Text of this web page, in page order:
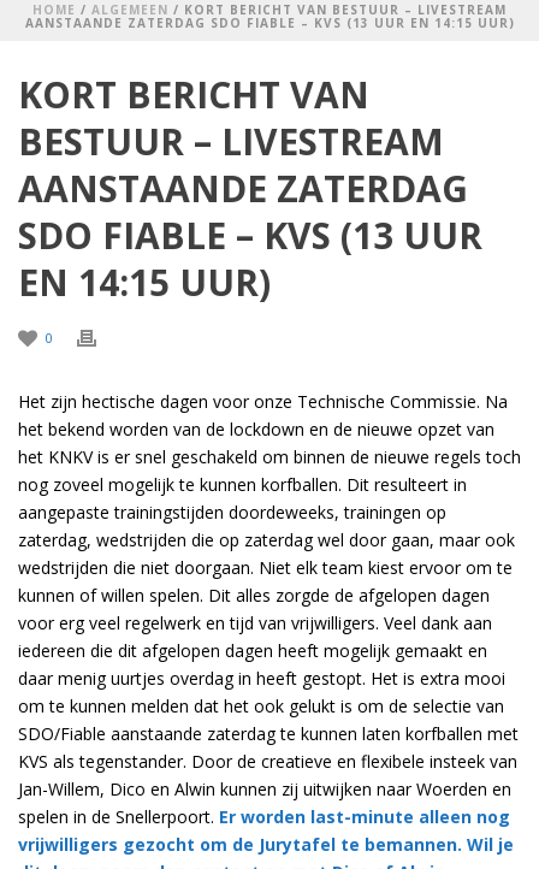
HOME / ALGEMEEN / KORT BERICHT VAN BESTUUR – LIVESTREAM
AANSTAANDE ZATERDAG SDO FIABLE – KVS (13 UUR EN 14:15 UUR)
KORT BERICHT VAN
BESTUUR – LIVESTREAM
AANSTAANDE ZATERDAG
SDO FIABLE – KVS (13 UUR
EN 14:15 UUR)
0
Het zijn hectische dagen voor onze Technische Commissie. Na
het bekend worden van de lockdown en de nieuwe opzet van
het KNKV is er snel geschakeld om binnen de nieuwe regels toch
nog zoveel mogelijk te kunnen korfballen. Dit resulteert in
aangepaste trainingstijden doordeweeks, trainingen op
zaterdag, wedstrijden die op zaterdag wel door gaan, maar ook
wedstrijden die niet doorgaan. Niet elk team kiest ervoor om te
kunnen of willen spelen. Dit alles zorgde de afgelopen dagen
voor erg veel regelwerk en tijd van vrijwilligers. Veel dank aan
iedereen die dit afgelopen dagen heeft mogelijk gemaakt en
daar menig uurtjes overdag in heeft gestopt. Het is extra mooi
om te kunnen melden dat het ook gelukt is om de selectie van
SDO/Fiable aanstaande zaterdag te kunnen laten korfballen met
KVS als tegenstander. Door de creatieve en flexibele insteek van
Jan-Willem, Dico en Alwin kunnen zij uitwijken naar Woerden en
spelen in de Snellerpoort. Er worden last-minute alleen nog
vrijwilligers gezocht om de Jurytafel te bemannen. Wil je